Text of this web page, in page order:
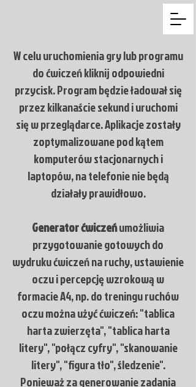
W celu uruchomienia gry lub programu
do ćwiczeń kliknij odpowiedni
przycisk. Program będzie ładował się
przez kilkanaście sekund i uruchomi
się w przeglądarce. Aplikacje zostały
zoptymalizowane pod kątem
komputerów stacjonarnych i
laptopów, na telefonie nie będą
działały prawidłowo.
Generator ćwiczeńumożliwia
przygotowanie gotowych do
wydruku ćwiczeń na ruchy, ustawienie
oczu i percepcję wzrokową w
formacie A4, np. do treningu ruchów
oczu można użyć ćwiczeń: "tablica
harta zwierzęta", "tablica harta
litery", "połącz cyfry", "skanowanie
litery", "figura tło", śledzenie".
Ponieważ za generowanie zadania